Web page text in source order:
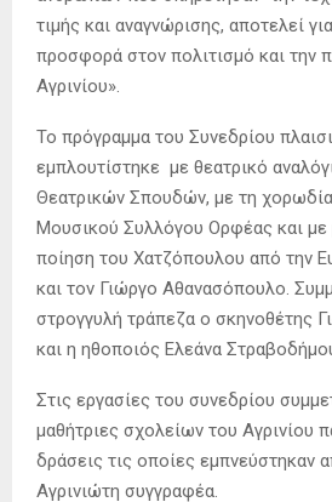
τιμής και αναγνώρισης, αποτελεί
προσφορά στον πολιτισμό και την
Αγρινίου».
Το πρόγραμμα του Συνεδρίου
εμπλουτίστηκε με θεατρικό
Θεατρικών Σπουδών, με τη χορωδία
Μουσικού Συλλόγου Ορφέας και με
ποίηση του Χατζόπουλου από την
και τον Γιώργο Αθανασόπουλο.
στρογγυλή τράπεζα ο σκηνοθέτης
και η ηθοποιός Ελεάνα
Στις εργασίες του συνεδρίου
μαθήτριες σχολείων του Αγρινίου
δράσεις τις οποίες εμπνεύστηκαν
Αγρινιώτη συγγραφέα.